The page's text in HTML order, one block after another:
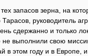
тех запасов зерна, на
руководитель
сдержанно и только
выполнили свою
в этом году и в Европе,